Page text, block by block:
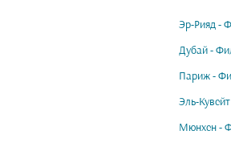
Эр-Рияд -
Дубай -
Париж -
Эль-
Мюнхен -